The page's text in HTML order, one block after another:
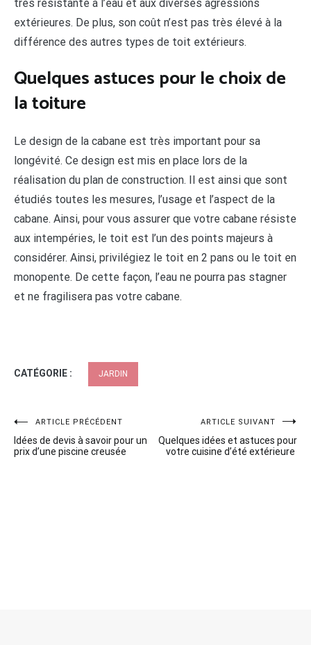
très résistante à l’eau et aux diverses agressions
extérieures. De plus, son coût n’est pas très élevé à la
différence des autres types de toit extérieurs.
Quelques astuces pour le choix de
la toiture
Le design de la cabane est très important pour sa
longévité. Ce design est mis en place lors de la
réalisation du plan de construction. Il est ainsi que sont
étudiés toutes les mesures, l’usage et l’aspect de la
cabane. Ainsi, pour vous assurer que votre cabane résiste
aux intempéries, le toit est l’un des points majeurs à
considérer. Ainsi, privilégiez le toit en 2 pans ou le toit en
monopente. De cette façon, l’eau ne pourra pas stagner
et ne fragilisera pas votre cabane.
CATÉGORIE : JARDIN
Navigation
de
ARTICLE PRÉCÉDENT
Idées de devis à savoir pour un
prix d’une piscine creusée
ARTICLE SUIVANT
Quelques idées et astuces pour
votre cuisine d’été extérieure